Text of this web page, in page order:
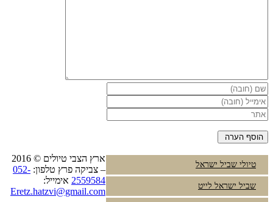
טיולי שביל ישראל
שביל ישראל לייט
ארץ הצבי טיולים © 2016
– צביקה פרץ טלפון: 052-
2559584 אימייל:
Eretz.hatzvi@gmail.com